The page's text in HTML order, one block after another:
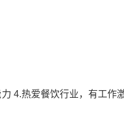
4.热爱餐饮行业，有工作